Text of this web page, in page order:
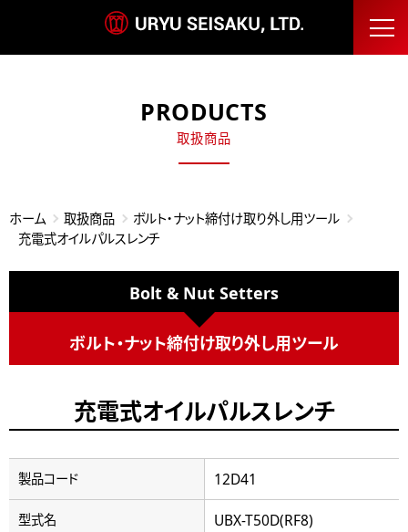
PRODUCTS
取扱商品
ホーム 取扱商品
ボルト・ナット締付け取り外し用ツール
充電式オイルパルスレンチ
Bolt & Nut Setters
ボルト・ナット締付け取り外し用ツール
充電式オイルパルスレンチ
製品コード 12D41
型式名 UBX-T50D(RF8)